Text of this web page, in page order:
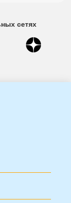
сетях